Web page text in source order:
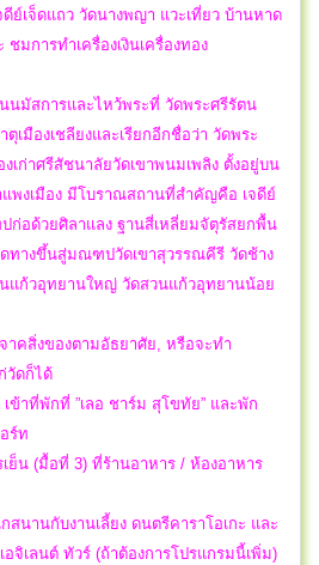
ย์เจ็ดแถว วัดนางพญา แวะเที่ยว บ้านหาด
มการทำเครื่องเงินเครื่องทอง
นมัสการและไหว้พระที่ วัดพระศรีรัตน
เมืองเชลียงและเรียกอีกชื่อว่า วัดพระ
เก่าศรีสัชนาลัยวัดเขาพนมเพลิง ตั้งอยู่บน
พงเมือง มีโบราณสถานที่สำคัญคือ เจดีย์
อด้วยศิลาแลง ฐานสี่เหลี่ยมจัตุรัสยกพื้น
ทางขึ้นสู่มณฑปวัดเขาสุวรรณคีรี วัดช้าง
นแก้วอุทยานใหญ่ วัดสวนแก้วอุทยานน้อย
าคสิ่งของตามอัธยาศัย, หรือจะทำ
วัดก็ได้
ข้าที่พักที่ ”เลอ ชาร์ม สุโขทัย” และพัก
ร์ท
ย็น (มื้อที่ 3) ที่ร้านอาหาร / ห้องอาหาร
นานกับงานเลี้ยง ดนตรีคาราโอเกะ และ
จิเลนต์ ทัวร์ (ถ้าต้องการโปรแกรมนี้เพิ่ม)